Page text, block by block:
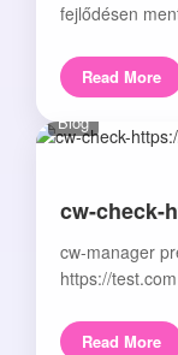
fejlődésen
Read More
Blog
cw-check-
cw-manager
https://
Read More